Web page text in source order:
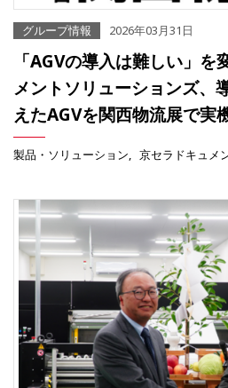
グループ情報 2026年03月31日
「AGVの導入は難しい」を
メントソリューションズ、
えたAGVを関西物流展で実
製品・ソリューション 京セラドキュメ